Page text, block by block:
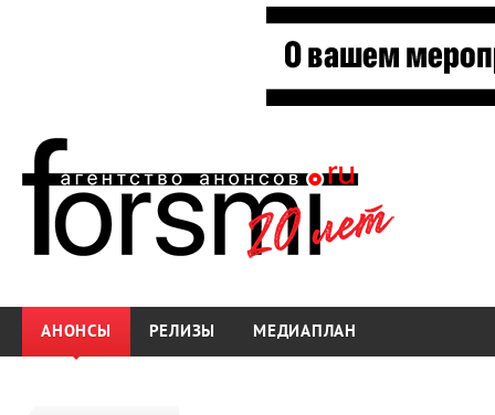
АНОНСЫ РЕЛИЗЫ МЕДИАПЛАН